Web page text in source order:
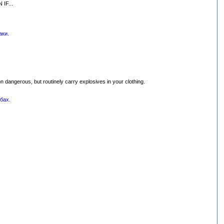
IF...
dangerous, but routinely carry explosives in your clothing.